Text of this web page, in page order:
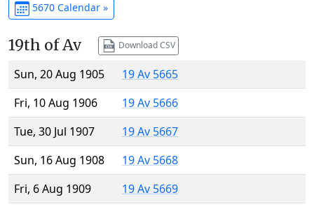
5670 Calendar »
19th of Av Download CSV
Sun, 20 Aug 1905
19 Av 5665
Fri, 10 Aug 1906
19 Av 5666
Tue, 30 Jul 1907
19 Av 5667
Sun, 16 Aug 1908
19 Av 5668
Fri, 6 Aug 1909
19 Av 5669